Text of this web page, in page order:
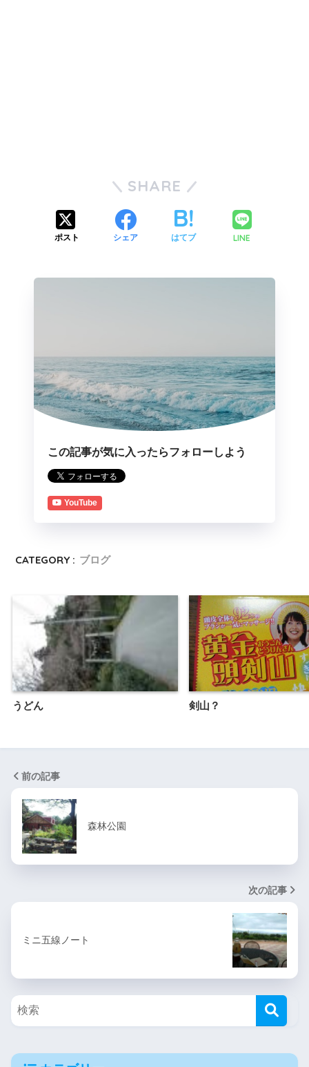
SHARE
ポスト シェア はてブ LINE
この記事が気に入ったらフォローしよう
YouTube
CATEGORY : ブログ
うどん 剣山？
前の記事
森林公園
次の記事
ミニ五線ノート